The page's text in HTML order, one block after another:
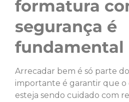
formatura
segurança é
fundamental
Arrecadar bem é só parte
importante é garantir que
esteja sendo cuidado com